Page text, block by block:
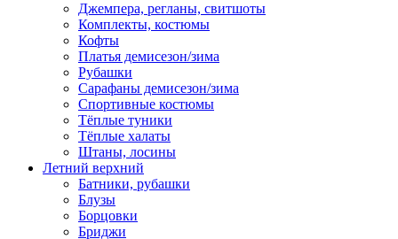
Джемпера, регланы, свитшоты
Комплекты, костюмы
Кофты
Платья демисезон/зима
Рубашки
Сарафаны демисезон/зима
Спортивные костюмы
Тёплые туники
Тёплые халаты
Штаны, лосины
Летний верхний
Батники, рубашки
Блузы
Борцовки
Бриджи